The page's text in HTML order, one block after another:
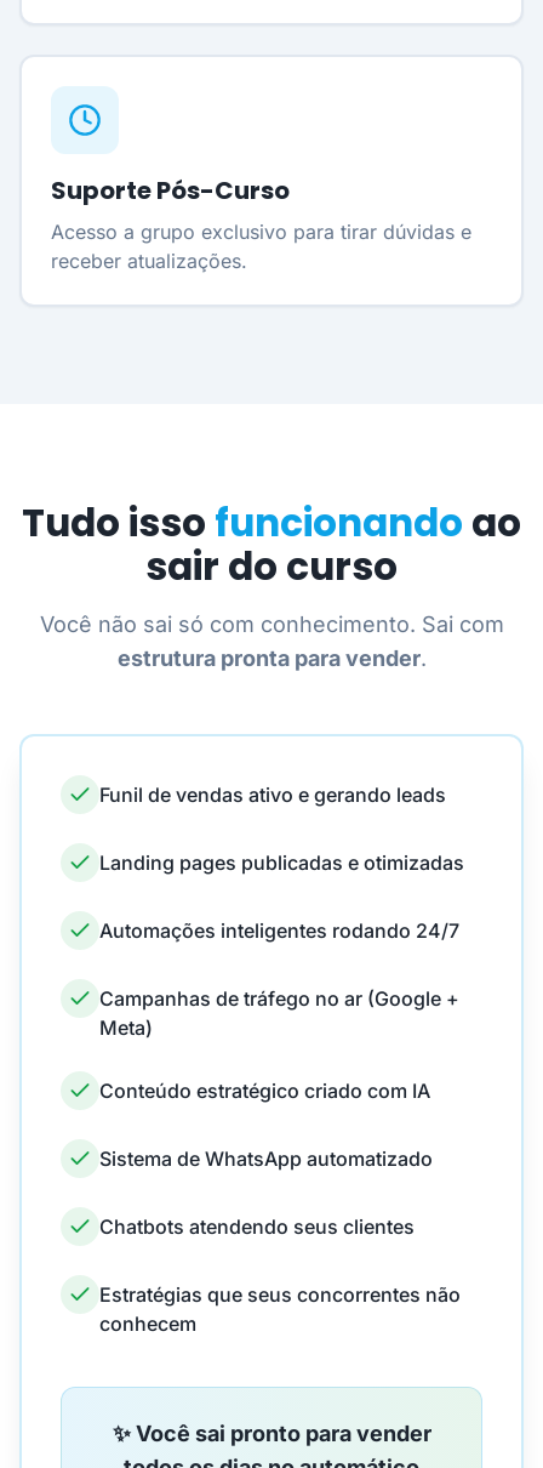
Suporte Pós-Curso
Acesso a grupo exclusivo para tirar dúvidas e
receber atualizações.
Tudo isso funcionando ao
sair do curso
Você não sai só com conhecimento. Sai com
estrutura pronta para vender.
Funil de vendas ativo e gerando leads
Landing pages publicadas e otimizadas
Automações inteligentes rodando 24/7
Campanhas de tráfego no ar (Google +
Meta)
Conteúdo estratégico criado com IA
Sistema de WhatsApp automatizado
Chatbots atendendo seus clientes
Estratégias que seus concorrentes não
conhecem
✨ Você sai pronto para vender